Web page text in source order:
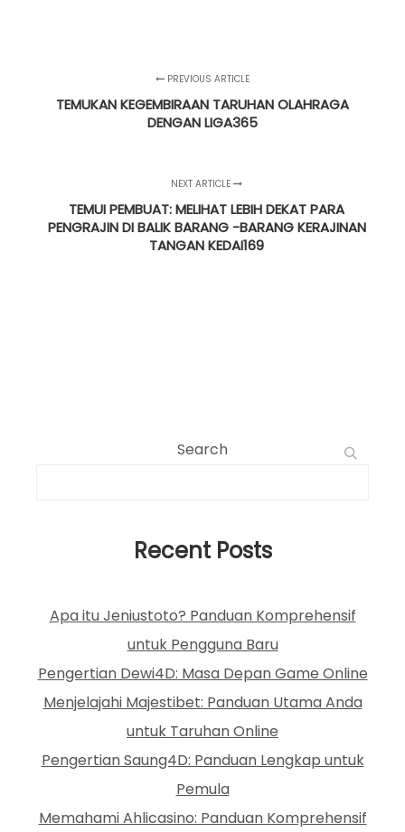
PREVIOUS ARTICLE
TEMUKAN KEGEMBIRAAN TARUHAN OLAHRAGA
DENGAN LIGA365
NEXT ARTICLE
TEMUI PEMBUAT: MELIHAT LEBIH DEKAT PARA
PENGRAJIN DI BALIK BARANG -BARANG KERAJINAN
TANGAN KEDAI169
Search
Recent Posts
Apa itu Jeniustoto? Panduan Komprehensif
untuk Pengguna Baru
Pengertian Dewi4D: Masa Depan Game Online
Menjelajahi Majestibet: Panduan Utama Anda
untuk Taruhan Online
Pengertian Saung4D: Panduan Lengkap untuk
Pemula
Memahami Ahlicasino: Panduan Komprehensif